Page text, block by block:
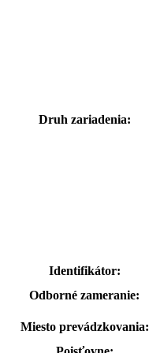
Druh zariadenia:
Identifikátor:
Odborné zameranie:
Miesto prevádzkovania: